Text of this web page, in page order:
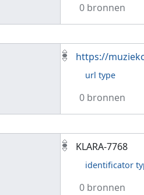
0 bronnen
https://
url type
0 bronnen
KLARA-7768
identificator
0 bronnen